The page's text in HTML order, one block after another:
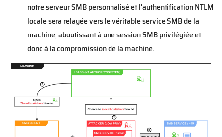
notre serveur SMB personnalisé et l'authentification NTLM
locale sera relayée vers le véritable service SMB de la
machine, aboutissant à une session SMB privilégiée et
donc à la compromission de la machine.